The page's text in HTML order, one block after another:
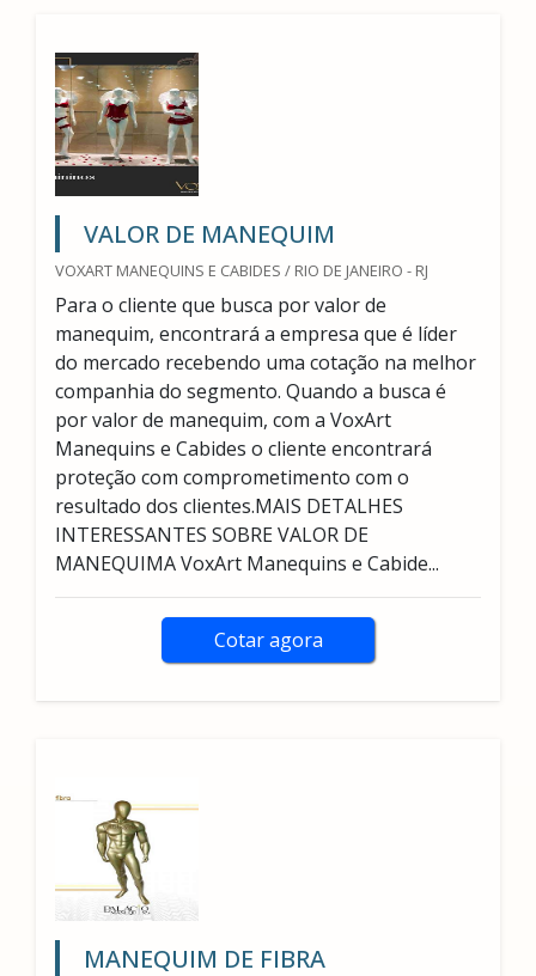
VALOR DE MANEQUIM
VOXART MANEQUINS E CABIDES / RIO DE JANEIRO - RJ
Para o cliente que busca por valor de
manequim, encontrará a empresa que é líder
do mercado recebendo uma cotação na melhor
companhia do segmento. Quando a busca é
por valor de manequim, com a VoxArt
Manequins e Cabides o cliente encontrará
proteção com comprometimento com o
resultado dos clientes.MAIS DETALHES
INTERESSANTES SOBRE VALOR DE
MANEQUIMA VoxArt Manequins e Cabide...
Cotar agora
MANEQUIM DE FIBRA